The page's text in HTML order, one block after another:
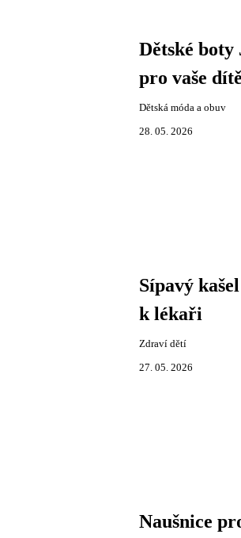
Dětské
pro vaše dítě
Dětská móda a obuv
28. 05. 2026
Sípavý
k lékaři
Zdraví dětí
27. 05. 2026
Naušnice